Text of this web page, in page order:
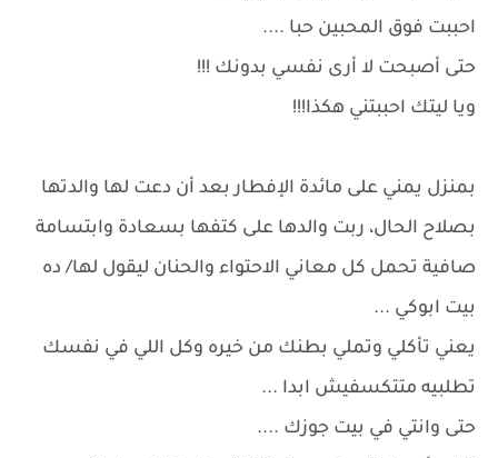
احببت فوق المحبين حبا ....
حتى أصبحت لا أرى نفسي بدونك !!!
ويا ليتك احببتني هكذا!!!
بمنزل يمني على مائدة الإفطار بعد أن دعت لها والدتها
بصلاح الحال، ربت والدها على كتفها بسعادة وابتسامة
صافية تحمل كل معاني الاحتواء والحنان ليقول لها/ ده
بيت ابوكي ...
يعني تأكلي وتملي بطنك من خيره وكل اللي في نفسك
تطلبيه متتكسفيش ابدا ...
حتى وانتي في بيت جوزك ....